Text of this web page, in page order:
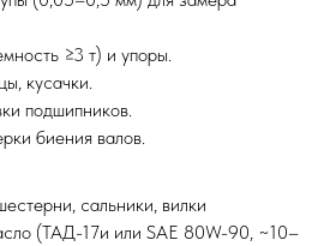
≥3 т) и упоры.
кусачки.
подшипников.
биения валов.
сальники, вилки
(ТАД-17и или SAE 80W-90, ~10–